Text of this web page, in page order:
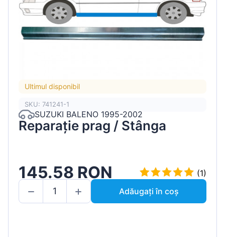
Ultimul disponibil
SKU: 741241-1
SUZUKI BALENO 1995-2002
Reparație prag / Stânga
145.58 RON
(1)
Adăugați în coș